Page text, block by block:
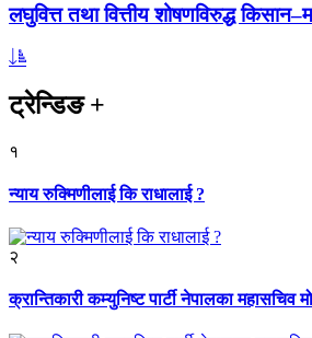
लघुवित्त तथा वित्तीय शोषणविरुद्ध
ट्रेन्डिङ+
१
न्याय रुक्मिणीलाई कि राधालाई ?
२
क्रान्तिकारी कम्युनिष्ट पार्टी नेपालका महासचिव